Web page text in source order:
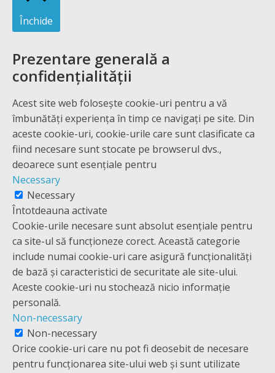
Închide
Prezentare generală a
confidențialității
Acest site web folosește cookie-uri pentru a vă
îmbunătăți experiența în timp ce navigați pe site. Din
aceste cookie-uri, cookie-urile care sunt clasificate ca
fiind necesare sunt stocate pe browserul dvs.,
deoarece sunt esențiale pentru
Necessary
Necessary
Întotdeauna activate
Cookie-urile necesare sunt absolut esențiale pentru
ca site-ul să funcționeze corect. Această categorie
include numai cookie-uri care asigură funcționalități
de bază și caracteristici de securitate ale site-ului.
Aceste cookie-uri nu stochează nicio informație
personală.
Non-necessary
Non-necessary
Orice cookie-uri care nu pot fi deosebit de necesare
pentru funcționarea site-ului web și sunt utilizate